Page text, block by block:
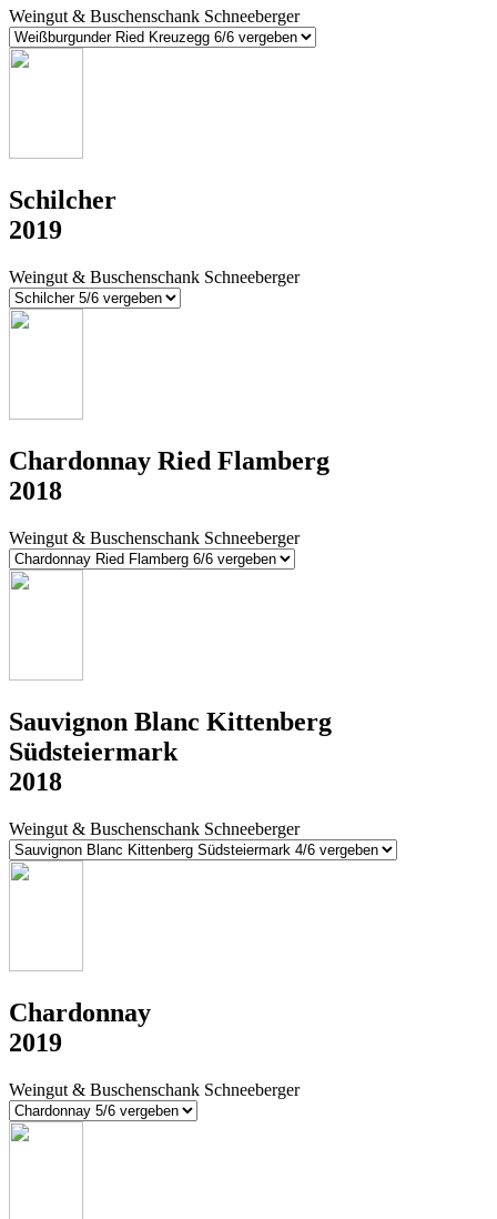
Weingut & Buschenschank Schneeberger
Schilcher
2019
Weingut & Buschenschank Schneeberger
Chardonnay Ried Flamberg
2018
Weingut & Buschenschank Schneeberger
Sauvignon Blanc Kittenberg
Südsteiermark
2018
Weingut & Buschenschank Schneeberger
Chardonnay
2019
Weingut & Buschenschank Schneeberger